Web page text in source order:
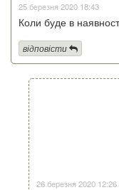
25 березня 2020 18:43
Коли буде в
відповісти
26 березня 2020 12:26